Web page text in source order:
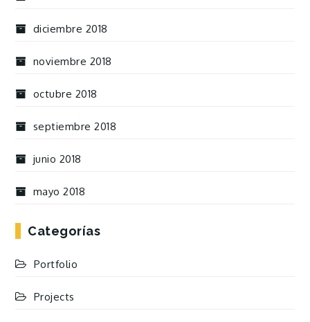
diciembre 2018
noviembre 2018
octubre 2018
septiembre 2018
junio 2018
mayo 2018
Categorías
Portfolio
Projects